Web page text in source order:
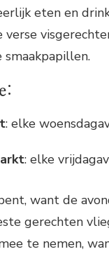
eten en
verse
: elke
: elke
want de
gerechten
te nemen,